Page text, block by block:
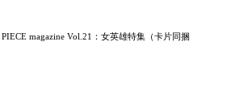
magazine Vol.21：女英雄特集（卡片同捆